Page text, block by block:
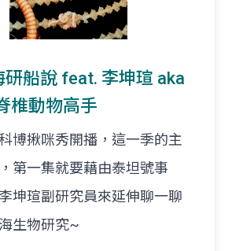
研船說 feat. 李坤瑄 aka
椎動物高手
博揪咪秀開播，這一季的主
第一集就要藉由泰坦號事
坤瑄副研究員來延伸聊一聊
生物研究~